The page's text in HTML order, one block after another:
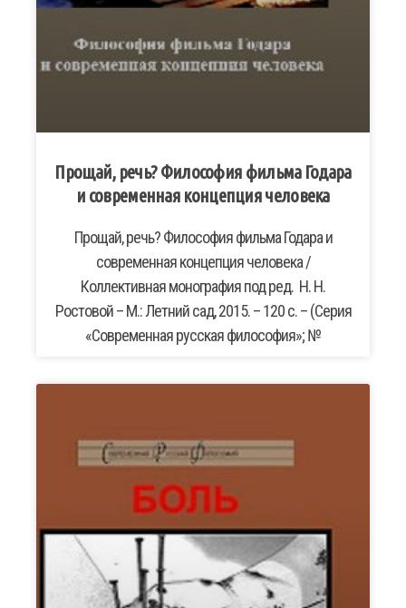
Прощай, речь? Философия фильма Годара
и современная концепция человека
Прощай, речь? Философия фильма Годара и
современная концепция человека /
Коллективная монография под ред. Н. Н.
Ростовой – М.: Летний сад, 2015. – 120 с. – (Серия
«Современная русская философия»; №